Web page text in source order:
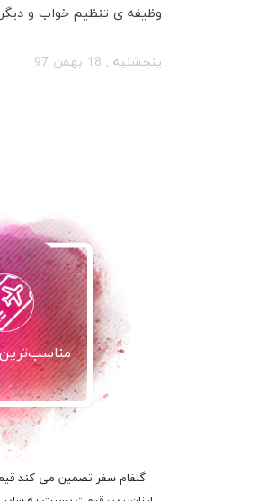
وظیفه ­­ی تنظیم خواب و
پنجشنبه , 18 بهمن 97
گلفام سفر تضمین می کند